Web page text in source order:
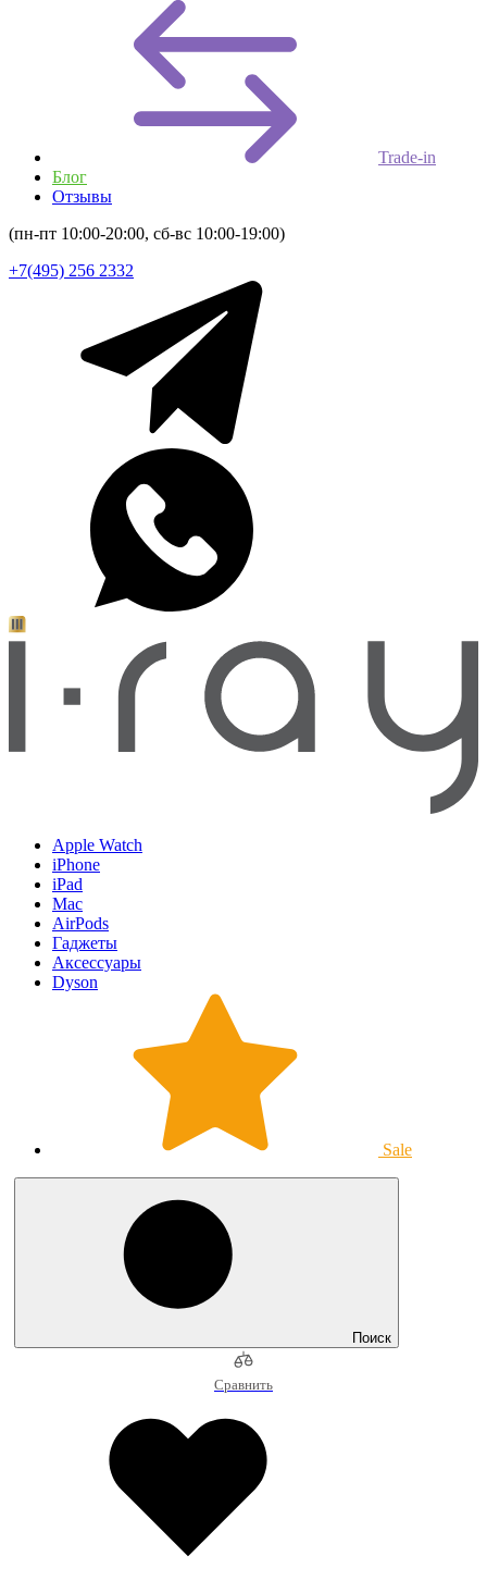
Trade-in
Блог
Отзывы
(пн-пт 10:00-20:00, сб-вс 10:00-19:00)
+7(495) 256 2332
Apple Watch
iPhone
iPad
Mac
AirPods
Гаджеты
Аксессуары
Dyson
Sale
Поиск
Сравнить